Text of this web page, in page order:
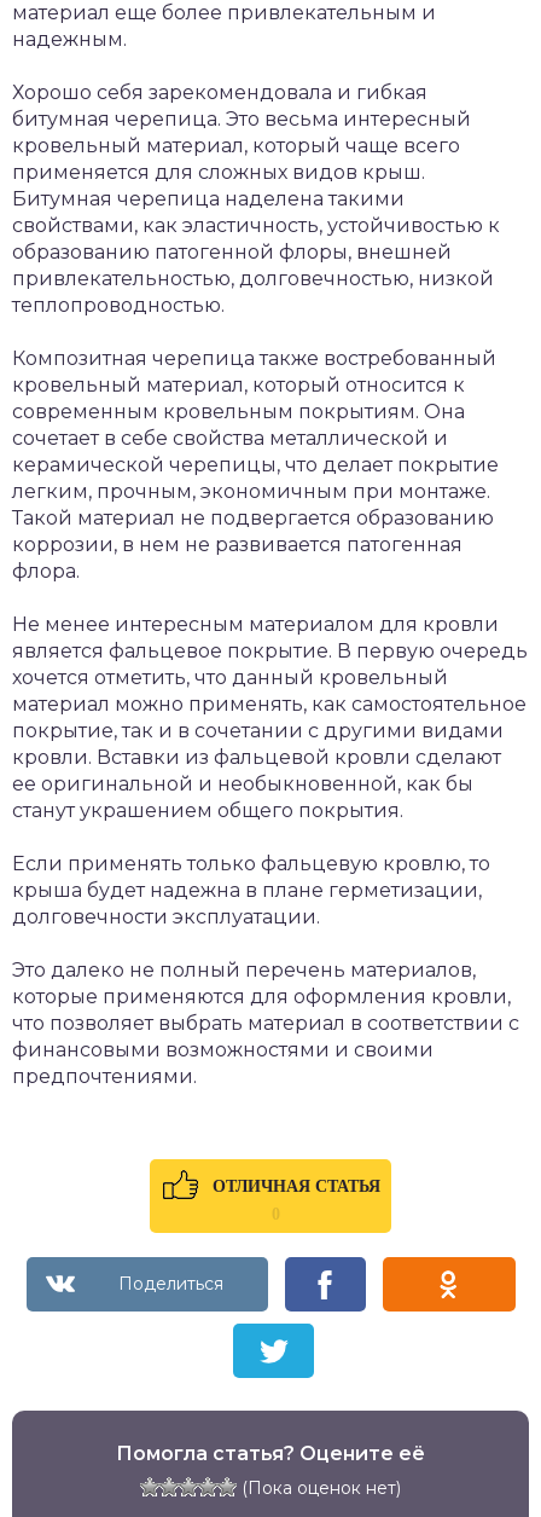
материал еще более привлекательным и
надежным.
Хорошо себя зарекомендовала и гибкая
битумная черепица. Это весьма интересный
кровельный материал, который чаще всего
применяется для сложных видов крыш.
Битумная черепица наделена такими
свойствами, как эластичность, устойчивостью к
образованию патогенной флоры, внешней
привлекательностью, долговечностью, низкой
теплопроводностью.
Композитная черепица также востребованный
кровельный материал, который относится к
современным кровельным покрытиям. Она
сочетает в себе свойства металлической и
керамической черепицы, что делает покрытие
легким, прочным, экономичным при монтаже.
Такой материал не подвергается образованию
коррозии, в нем не развивается патогенная
флора.
Не менее интересным материалом для кровли
является фальцевое покрытие. В первую очередь
хочется отметить, что данный кровельный
материал можно применять, как самостоятельное
покрытие, так и в сочетании с другими видами
кровли. Вставки из фальцевой кровли сделают
ее оригинальной и необыкновенной, как бы
станут украшением общего покрытия.
Если применять только фальцевую кровлю, то
крыша будет надежна в плане герметизации,
долговечности эксплуатации.
Это далеко не полный перечень материалов,
которые применяются для оформления кровли,
что позволяет выбрать материал в соответствии с
финансовыми возможностями и своими
предпочтениями.
ОТЛИЧНАЯ СТАТЬЯ
0
Помогла статья? Оцените её
(Пока оценок нет)